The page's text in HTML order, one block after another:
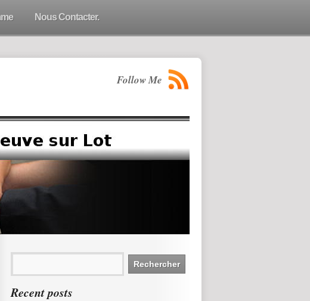
Nous Contacter.
Follow Me
Recent posts